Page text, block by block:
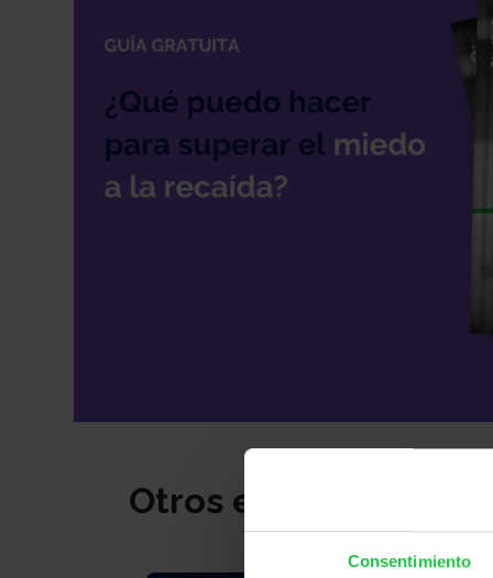
Consentimiento
Otros ebooks